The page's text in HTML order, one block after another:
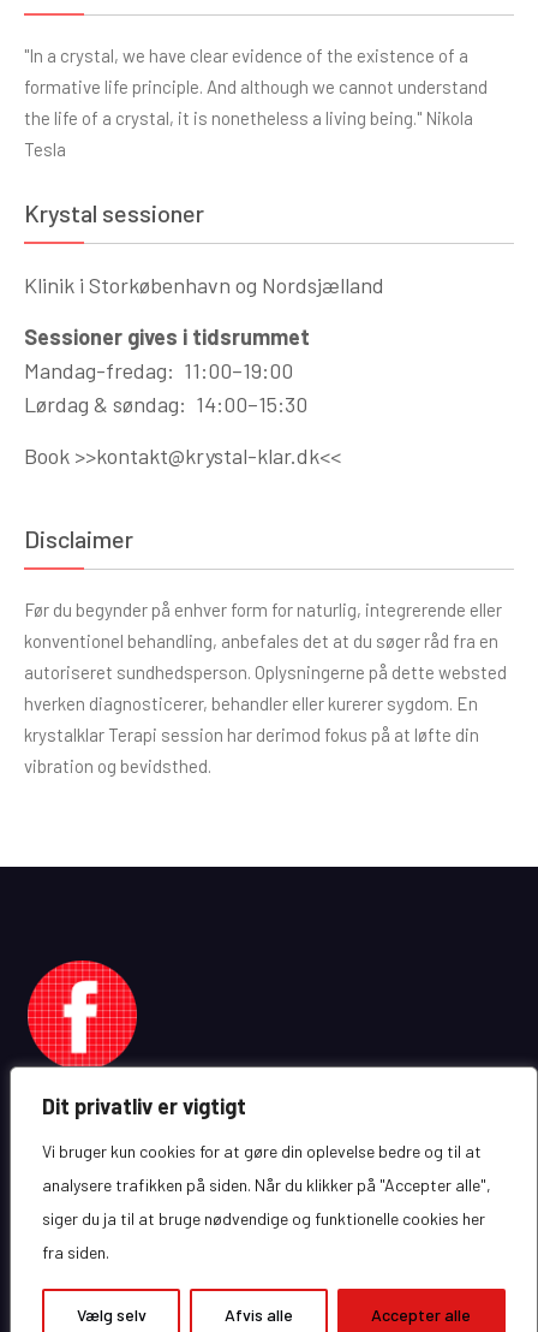
Dit privatliv er vigtigt
Vi bruger kun cookies for at gøre din oplevelse bedre og til at
analysere trafikken på siden. Når du klikker på "Accepter alle",
siger du ja til at bruge nødvendige og funktionelle cookies her
fra siden.
Vælg selv Afvis alle Accepter alle
"In a crystal, we have clear evidence of the existence of a
formative life principle. And although we cannot understand
the life of a crystal, it is nonetheless a living being." Nikola
Tesla
Krystal sessioner
Klinik i Storkøbenhavn og Nordsjælland
Sessioner gives i tidsrummet
Mandag-fredag: 11:00–19:00
Lørdag & søndag: 14:00–15:30
Book >>kontakt@krystal-klar.dk<<
Disclaimer
Før du begynder på enhver form for naturlig, integrerende eller
konventionel behandling, anbefales det at du søger råd fra en
autoriseret sundhedsperson. Oplysningerne på dette websted
hverken diagnosticerer, behandler eller kurerer sygdom. En
krystalklar Terapi session har derimod fokus på at løfte din
vibration og bevidsthed.
Copyright © Alle rettigheder forbeholdes